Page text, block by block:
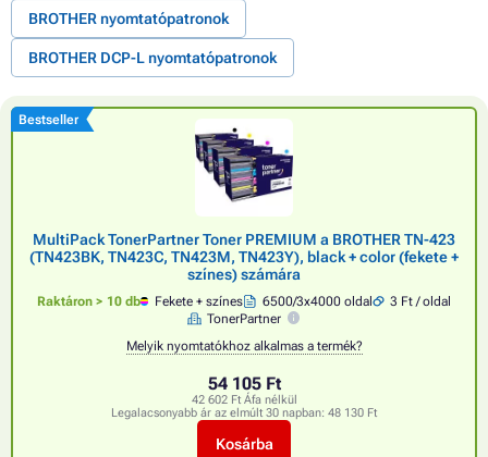
BROTHER nyomtatópatronok
BROTHER DCP-L nyomtatópatronok
Bestseller
MultiPack TonerPartner Toner PREMIUM a BROTHER TN-423
(TN423BK, TN423C, TN423M, TN423Y), black + color (fekete +
színes) számára
Raktáron > 10 db Fekete + színes 6500/3x4000 oldal
3 Ft / oldal
TonerPartner
Melyik nyomtatókhoz alkalmas a termék?
54 105 Ft
42 602 Ft Áfa nélkül
Legalacsonyabb ár az elmúlt 30 napban: 48 130 Ft
Kosárba